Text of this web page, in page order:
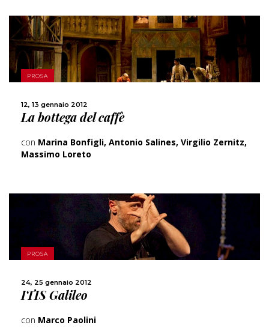
PROSA
12, 13 gennaio 2012
La bottega del caffè
con Marina Bonfigli, Antonio Salines, Virgilio Zernitz,
Massimo Loreto
SCOPRI DI PIÙ
PROSA
24, 25 gennaio 2012
ITIS Galileo
con Marco Paolini
SCOPRI DI PIÙ